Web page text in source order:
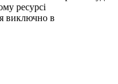
ресурсі
виключно в